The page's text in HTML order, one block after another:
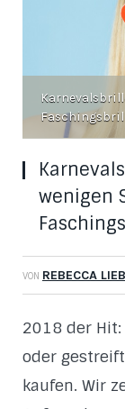
wenigen
VON REBECCA
2018 der
oder
kaufen. Wir